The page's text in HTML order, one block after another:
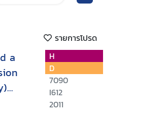
รายการโปรด
a
sixth
H
D
7090
I612
2011